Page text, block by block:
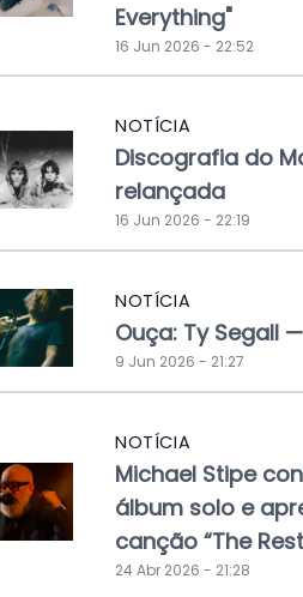
Everything"
16 Jun 2026 - 22:52
NOTÍCIA
Discografia do
relançada
16 Jun 2026 - 22:19
NOTÍCIA
Ouça: Ty Segall
9 Jun 2026 - 21:27
NOTÍCIA
Michael Stipe
álbum solo e
canção “The
24 Abr 2026 - 21:28